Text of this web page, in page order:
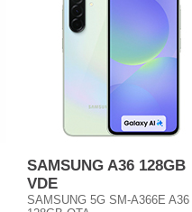
SAMSUNG A36 128GB
VDE
SAMSUNG 5G SM-A366E A36